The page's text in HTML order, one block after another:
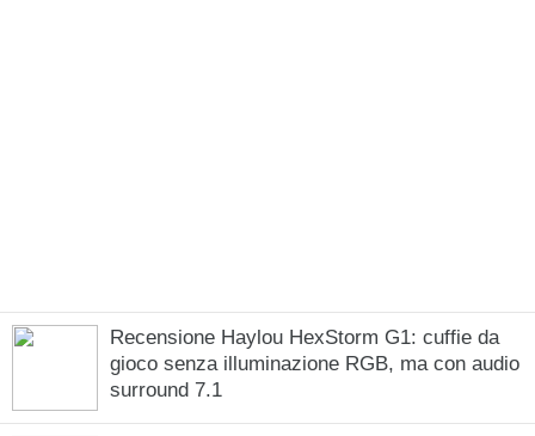
Recensione Haylou HexStorm G1: cuffie da
gioco senza illuminazione RGB, ma con audio
surround 7.1